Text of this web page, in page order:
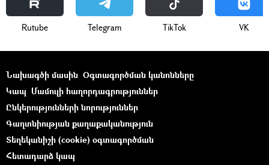
Rutube Telegram ТikТоk VK
Նախագծի մասին Օգտագործման կանոնները
Կապ Մամուլի հաղորդագրություններ
Ընկերությունների նորություններ
Գաղտնիության քաղաքականություն
Տեղեկանիշի (cookie) օգտագործման
Հետադարձ կապ